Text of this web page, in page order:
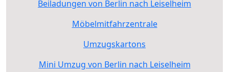
Beiladungen von Berlin nach Leiselheim
Möbelmitfahrzentrale
Umzugskartons
Mini Umzug von Berlin nach Leiselheim